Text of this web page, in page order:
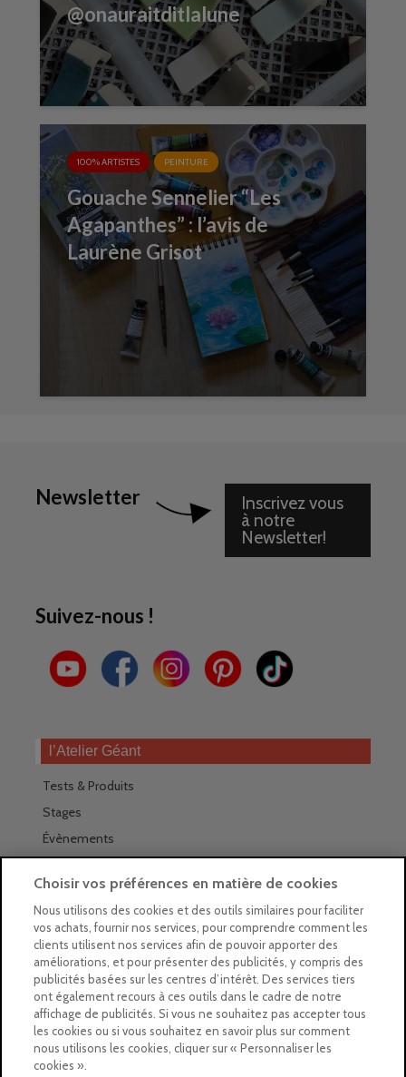
@onauraitditlalune
100% ARTISTES PEINTURE
Gouache Sennelier “Les
Agapanthes” : l’avis de
Laurène Grisot
Newsletter
Inscrivez vous
à notre
Newsletter!
Suivez-nous !
l’Atelier Géant
Tests & Produits
Stages
Évènements
Trouver nos magasins
La newsletter des magasins
Feuilleter le Guide
Gratuit : intégrer le Guide
Marques Beaux-Arts
Matériel pour l’aquarelle
Choisir vos préférences en matière de cookies
Nous utilisons des cookies et des outils similaires pour faciliter
vos achats, fournir nos services, pour comprendre comment les
clients utilisent nos services afin de pouvoir apporter des
améliorations, et pour présenter des publicités, y compris des
publicités basées sur les centres d’intérêt. Des services tiers
ont également recours à ces outils dans le cadre de notre
affichage de publicités. Si vous ne souhaitez pas accepter tous
les cookies ou si vous souhaitez en savoir plus sur comment
nous utilisons les cookies, cliquer sur « Personnaliser les
cookies ».